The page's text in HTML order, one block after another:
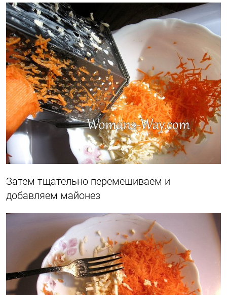
Затем тщательно перемешиваем и
добавляем майонез